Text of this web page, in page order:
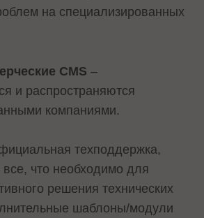
на специализированных
CMS–
и распространяются
компаниями.
техподдержка,
что необходимо для
решения технических
шаблоны/модули